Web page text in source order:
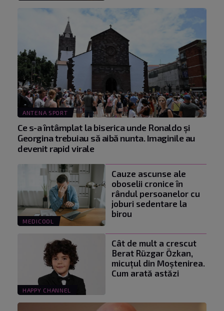
ANTENA SPORT
Ce s-a întâmplat la biserica unde Ronaldo şi
Georgina trebuiau să aibă nunta. Imaginile au
devenit rapid virale
MEDICOOL
Cauze ascunse ale
oboselii cronice în
rândul persoanelor cu
joburi sedentare la
birou
HAPPY CHANNEL
Cât de mult a crescut
Berat Rüzgar Özkan,
micuțul din Moștenirea.
Cum arată astăzi